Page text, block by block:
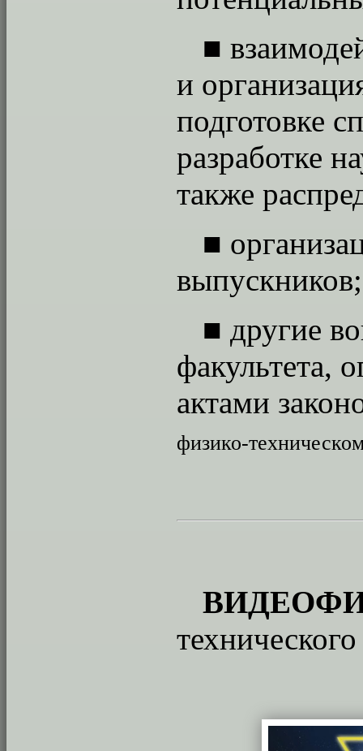
■
и
подготовке
разработке
также
■
выпускников;
■ другие
факультета,
актами
физико-